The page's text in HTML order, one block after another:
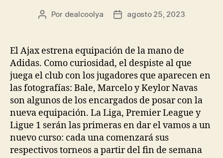
Autor
entrada
Por dealcoolya
Fecha
entrada
agosto 25, 2023
El Ajax estrena equipación de la mano de
Adidas. Como curiosidad, el despiste al que
juega el club con los jugadores que aparecen en
las fotografías: Bale, Marcelo y Keylor Navas
son algunos de los encargados de posar con la
nueva equipación. La Liga, Premier League y
Ligue 1 serán las primeras en dar el vamos a un
nuevo curso: cada una comenzará sus
respectivos torneos a partir del fin de semana